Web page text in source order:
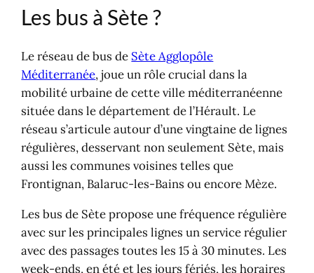
Les bus à Sète ?
Le réseau de bus de Sète Agglopôle
Méditerranée, joue un rôle crucial dans la
mobilité urbaine de cette ville méditerranéenne
située dans le département de l’Hérault. Le
réseau s’articule autour d’une vingtaine de lignes
régulières, desservant non seulement Sète, mais
aussi les communes voisines telles que
Frontignan, Balaruc-les-Bains ou encore Mèze.
Les bus de Sète propose une fréquence régulière
avec sur les principales lignes un service régulier
avec des passages toutes les 15 à 30 minutes. Les
week-ends, en été et les jours fériés, les horaires